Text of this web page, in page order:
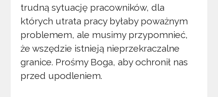
trudną sytuację pracowników, dla
których utrata pracy byłaby poważnym
problemem, ale musimy przypomnieć,
że wszędzie istnieją nieprzekraczalne
granice. Prośmy Boga, aby ochronił nas
przed upodleniem.